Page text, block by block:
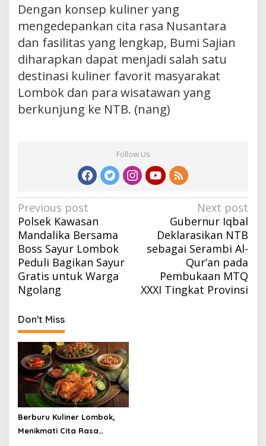
Dengan konsep kuliner yang
mengedepankan cita rasa Nusantara
dan fasilitas yang lengkap, Bumi Sajian
diharapkan dapat menjadi salah satu
destinasi kuliner favorit masyarakat
Lombok dan para wisatawan yang
berkunjung ke NTB. (nang)
Follow Us
Post
navigation
Previous post
Polsek Kawasan
Mandalika Bersama
Boss Sayur Lombok
Peduli Bagikan Sayur
Gratis untuk Warga
Ngolang
Next post
Gubernur Iqbal
Deklarasikan NTB
sebagai Serambi Al-
Qur’an pada
Pembukaan MTQ
XXXI Tingkat Provinsi
Don't Miss
Berburu Kuliner Lombok,
Menikmati Cita Rasa